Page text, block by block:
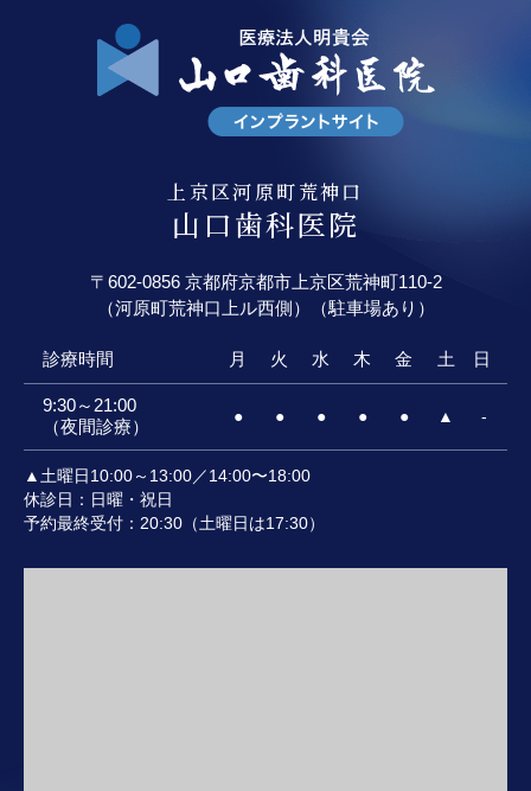
上京区河原町荒神口
山口歯科医院
〒602-0856 京都府京都市上京区荒神町110-2
（河原町荒神口上ル西側）（駐車場あり）
診療時間 月 火 水 木 金 土 日
9:30～21:00
（夜間診療）
● ● ● ● ● ▲ -
▲土曜日10:00～13:00／14:00〜18:00
休診日：日曜・祝日
予約最終受付：20:30（土曜日は17:30）